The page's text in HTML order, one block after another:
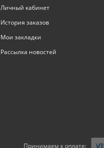
Личный кабинет
История заказов
Мои закладки
Рассылка новостей
Принимаем к оплате: